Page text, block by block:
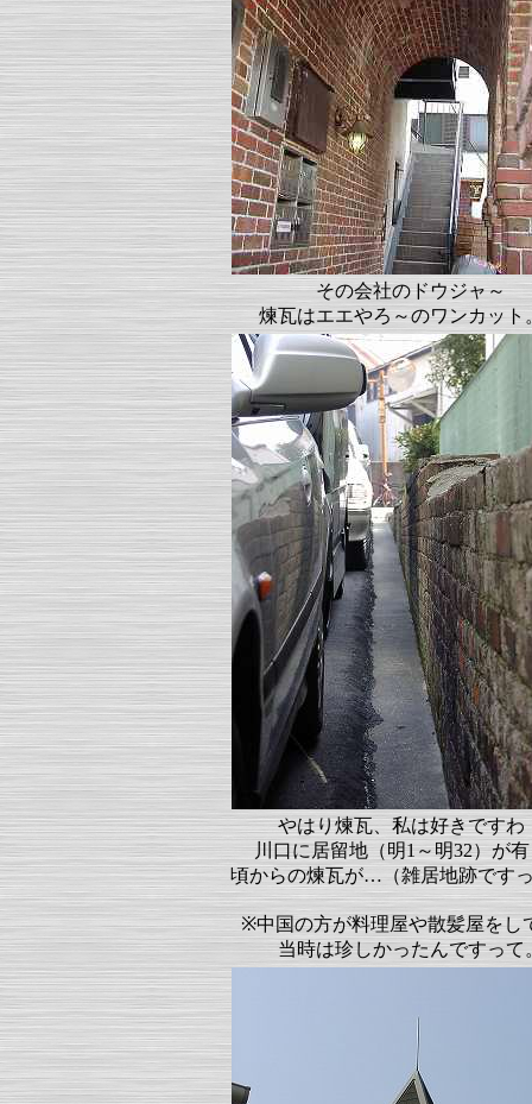
その会社のドウジャ～
煉瓦はエエやろ～のワンカット
やはり煉瓦、私は好きですわ
川口に居留地（明1～明32）が
頃からの煉瓦が…（雑居地跡です
※中国の方が料理屋や散髪屋をし
当時は珍しかったんですって